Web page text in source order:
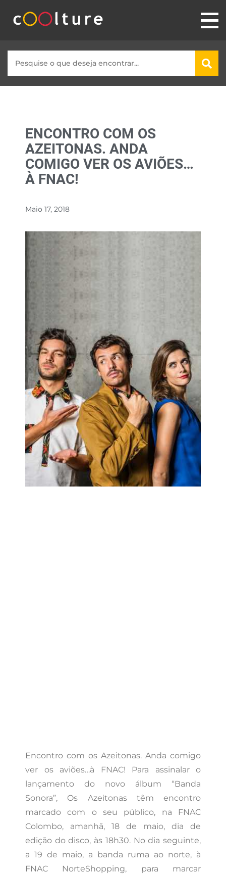
ENCONTRO COM OS
AZEITONAS. ANDA
COMIGO VER OS AVIÕES…
À FNAC!
Maio 17, 2018
Encontro com os Azeitonas. Anda comigo
ver os aviões…à FNAC! Para assinalar o
lançamento do novo álbum “Banda
Sonora”, Os Azeitonas têm encontro
marcado com o seu público, na FNAC
Colombo, amanhã, 18 de maio, dia de
edição do disco, às 18h30. No dia seguinte,
a 19 de maio, a banda ruma ao norte, à
FNAC NorteShopping, para marcar